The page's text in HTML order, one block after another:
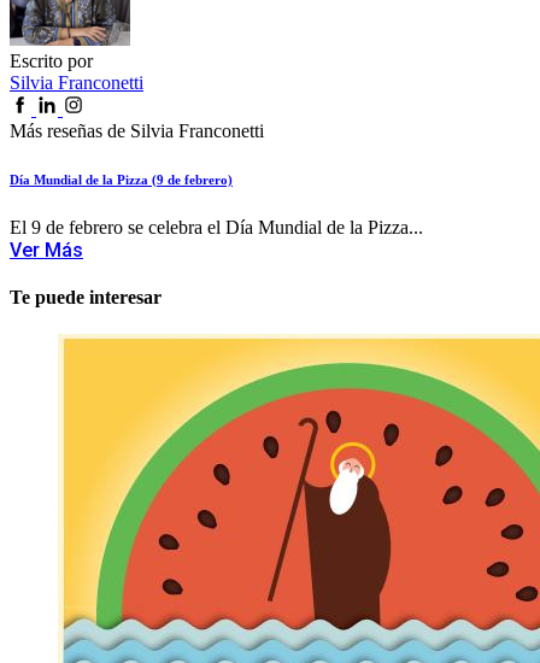
Escrito por
Silvia Franconetti
Más reseñas de Silvia Franconetti
Día Mundial de la Pizza (9 de febrero)
El 9 de febrero se celebra el Día Mundial de la Pizza...
Ver Más
Te puede interesar